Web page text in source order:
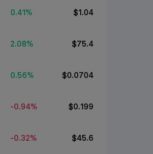
0.41% $1.04
2.08% $75.4
0.56% $0.0704
-0.94% $0.199
-0.32% $45.6